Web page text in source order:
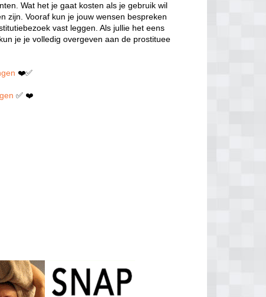
Wat het je gaat kosten als je gebruik wil
zijn. Vooraf kun je jouw wensen bespreken
vast leggen. Als jullie het eens
je je volledig overgeven aan de prostituee
❤️✅
✅ ❤️